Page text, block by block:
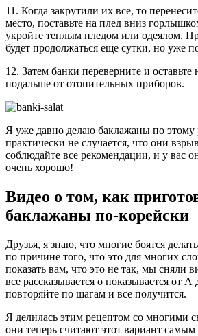
11. Когда закрутили их все, то
место, поставьте на плед вниз
укройте теплым пледом или одеялом.
будет продолжаться еще сутки, но уже
12. Затем банки переверните и
подальше от отопительных приборов.
Я уже давно делаю баклажаны по этому
практически не случается, что они
соблюдайте все рекомендации, и у вас
очень хорошо!
Видео о том, как
баклажаны по-корейски
Друзья, я знаю, что многие боятся
по причине того, что это для многих
показать вам, что это не так, мы сняли
все рассказывается о показывается от
повторяйте по шагам и все получится.
Я делилась этим рецептом со многими
они теперь считают этот вариант